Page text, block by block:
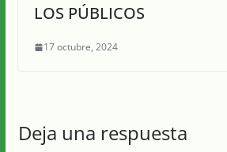
LOS PÚBLICOS
17 octubre, 2024
Deja una respuesta